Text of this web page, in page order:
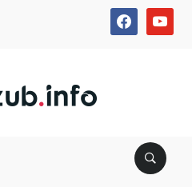
facebookyoutube